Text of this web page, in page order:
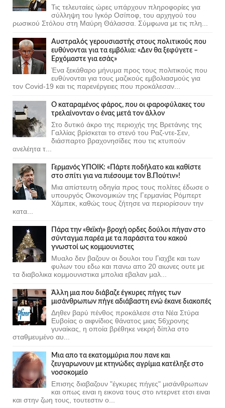
Τις τελευταίες ώρες υπάρχουν πληροφορίες για
σύλληψη του Ιγκόρ Οσίποφ, του αρχηγού του
ρωσικού Στόλου στη Μαύρη Θάλασσα. Σύμφωνα με τις πλη...
Αυστραλός γερουσιαστής στους πολιτικούς που
ευθύνονται για τα εμβόλια: «Δεν θα ξεφύγετε –
Ερχόμαστε για εσάς»
Ένα ξεκάθαρο μήνυμα προς τους πολιτικούς που
ευθύνονται για τους μαζικούς εμβολιασμούς για
τον Covid-19 και τις παρενέργειες που προκάλεσαν...
Ο καταραμένος φάρος, που οι φαροφύλακες του
τρελαίνονταν ο ένας μετά τον άλλον
Στο δυτικό άκρο της περιοχής της Βρετάνης της
Γαλλίας βρίσκεται το στενό του Ραζ-ντε-Σεν,
διάσπαρτο βραχονησίδες που τις κτυπούν
ανελέητα τ...
Γερμανός ΥΠΟΙΚ: «Πάρτε ποδήλατο και καθίστε
στο σπίτι για να πιέσουμε τον Β.Πούτιν»!
Μια απίστευτη οδηγία προς τους πολίτες έδωσε ο
υπουργός Οικονομικών της Γερμανίας Ρόμπερτ
Χάμπεκ, καθώς τους ζήτησε να περιορίσουν την
κατα...
Πάρα την «θεϊκή» βροχή ορδες δούλοι πήγαν στο
σύνταγμα παρέα με τα παράσιτα του κακού
γνωστοί ως κομμουνιστες
Μυαλο δεν βαζουν οι δουλοι του Γιαχβε και των
φυλων του εδω και πανω απο 20 αιωνες ουτε με
τα διαβολικα κομμουνιστικα μπολια εβαλαν μαλ...
Άλλη μια που διάβαζε έγκυρες πήγες των
μισάνθρωπων πήγε αδιάβαστη ενώ έκανε διακοπές
Δηθεν βαρύ πένθος προκάλεσε στα Νέα Στύρα
Ευβοίας ο αιφνίδιος θάνατος μιας 56χρονης
γυναίκας, η οποία βρέθηκε νεκρή δίπλα στο
σταθμευμένο αυ...
Μια απο τα εκατομμύρια που πανε και
ζευγαρωνουν με κτηνώδες αγρίμια κατέληξε στο
νοσοκομείο
Επισης διαβαζουν "έγκυρες πήγες" μισάνθρωπων
και οπως ειναι η εικονα τους στο ιντερνετ ετσι ειναι
και στην ζωη τους, τουτεστιν ο...